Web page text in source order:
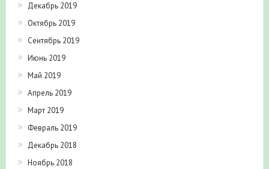
Декабрь 2019
Октябрь 2019
Сентябрь 2019
Июнь 2019
Май 2019
Апрель 2019
Март 2019
Февраль 2019
Декабрь 2018
Ноябрь 2018